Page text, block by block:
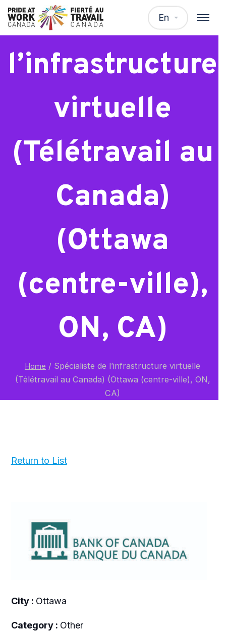
En
Spécialiste de
l’infrastructure
virtuelle
(Télétravail au
Canada)
(Ottawa
(centre-ville),
ON, CA)
Home / Spécialiste de l’infrastructure virtuelle
(Télétravail au Canada) (Ottawa (centre-ville), ON,
CA)
Return to List
City : Ottawa
Category : Other